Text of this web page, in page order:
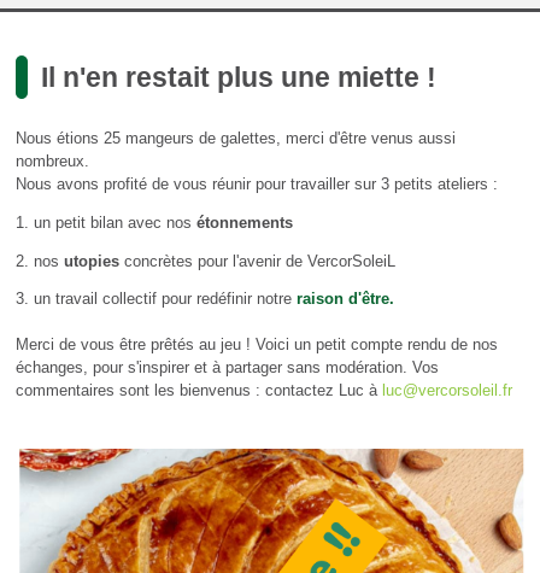
Il n'en restait plus une miette !
Nous étions 25 mangeurs de galettes, merci d'être venus aussi
nombreux.
Nous avons profité de vous réunir pour travailler sur 3 petits ateliers :
1. un petit bilan avec nos étonnements
2. nos utopiesconcrètes pour l'avenir de VercorSoleiL
3. un travail collectif pour redéfinir notre raison d'être.
Merci de vous être prêtés au jeu ! Voici un petit compte rendu de nos
échanges, pour s'inspirer et à partager sans modération. Vos
commentaires sont les bienvenus : contactez Luc à luc@vercorsoleil.fr